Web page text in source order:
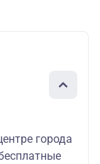
города